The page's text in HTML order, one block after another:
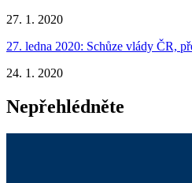
27. 1. 2020
27. ledna 2020: Schůze vlády ČR,
24. 1. 2020
Nepřehlédněte